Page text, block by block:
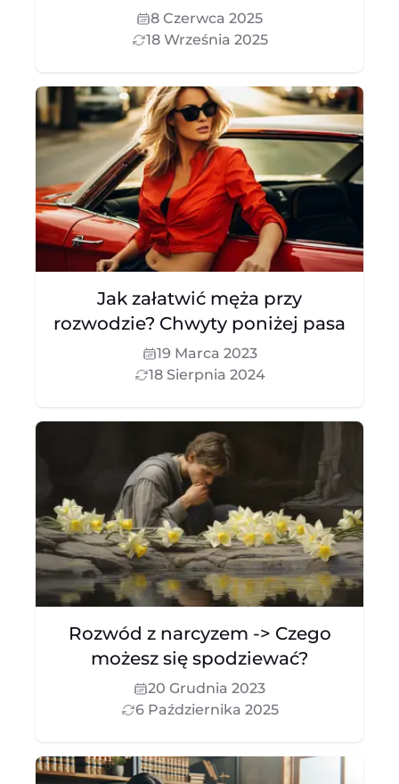
8 Czerwca 2025
18 Września 2025
Jak załatwić męża przy
rozwodzie? Chwyty poniżej pasa
19 Marca 2023
18 Sierpnia 2024
Rozwód z narcyzem -> Czego
możesz się spodziewać?
20 Grudnia 2023
6 Października 2025